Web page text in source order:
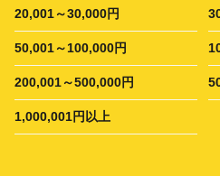
20,001～30,000円
50,001～100,000円
200,001～500,000円
1,000,001円以上